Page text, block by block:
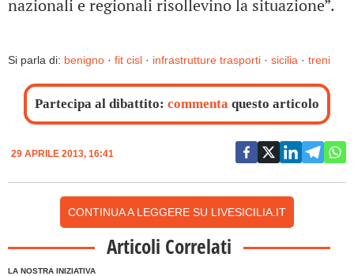
nazionali e regionali risollevino la situazione”.
Si parla di: benigno · fit cisl · infrastrutture trasporti · sicilia · treni
Partecipa al dibattito: commenta questo articolo
29 APRILE 2013, 16:41
CONTINUA A LEGGERE SU LIVESICILIA.IT
Articoli Correlati
LA NOSTRA INIZIATIVA